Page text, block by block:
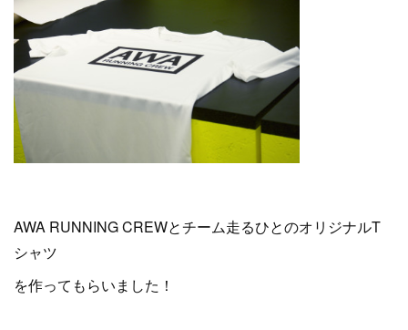
AWA RUNNING CREWとチーム走るひとのオリジナルT
シャツ
を作ってもらいました！